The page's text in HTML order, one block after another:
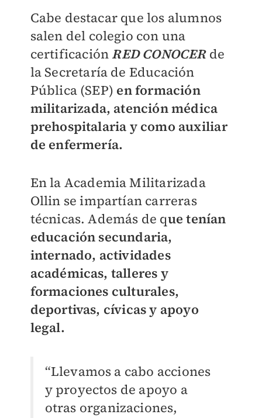
Cabe destacar que los alumnos
salen del colegio con una
certificación RED CONOCER de
la Secretaría de Educación
Pública (SEP) en formación
militarizada, atención médica
prehospitalaria y como auxiliar
de enfermería.
En la Academia Militarizada
Ollin se impartían carreras
técnicas. Además de que tenían
educación secundaria,
internado, actividades
académicas, talleres y
formaciones culturales,
deportivas, cívicas y apoyo
legal.
“Llevamos a cabo acciones
y proyectos de apoyo a
otras organizaciones,